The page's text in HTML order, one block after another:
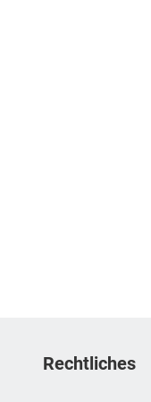
Rechtliches